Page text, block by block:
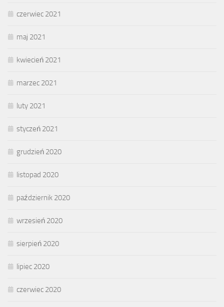
czerwiec 2021
maj 2021
kwiecień 2021
marzec 2021
luty 2021
styczeń 2021
grudzień 2020
listopad 2020
październik 2020
wrzesień 2020
sierpień 2020
lipiec 2020
czerwiec 2020